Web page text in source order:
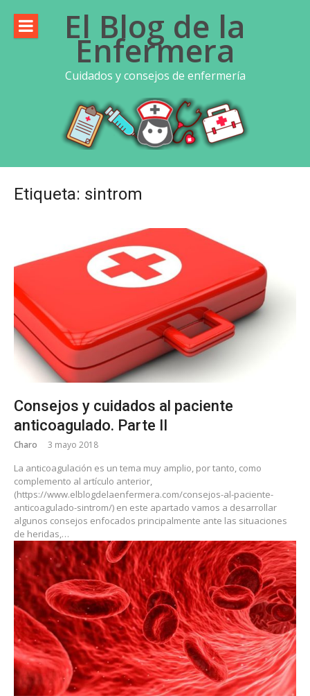
contenido
El Blog de la
Enfermera
Cuidados y consejos de enfermería
Etiqueta: sintrom
Consejos y cuidados al paciente
anticoagulado. Parte II
Charo 3 mayo 2018
La anticoagulación es un tema muy amplio, por tanto, como
complemento al artículo anterior,
(https://www.elblogdelaenfermera.com/consejos-al-paciente-
anticoagulado-sintrom/) en este apartado vamos a desarrollar
algunos consejos enfocados principalmente ante las situaciones
de heridas,…